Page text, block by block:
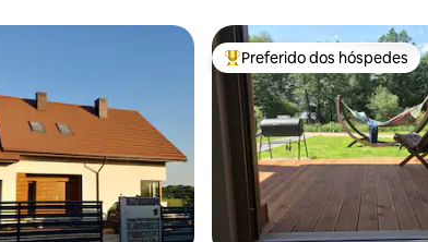
Entre os melhores preferidos
Preferido dos hóspedes